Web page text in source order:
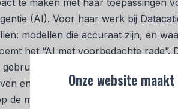
Onze website
te maken met haar toepassingen
(AI). Voor haar werk bij
modellen die accuraat zijn, en
het “AI met voorbedachte rade”.
de controle behouden over
en maatschappelijke organisaties
de menselijke expertise. Denk